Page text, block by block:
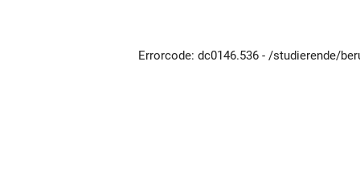
Errorcode: dc0146.536 - /studierende/